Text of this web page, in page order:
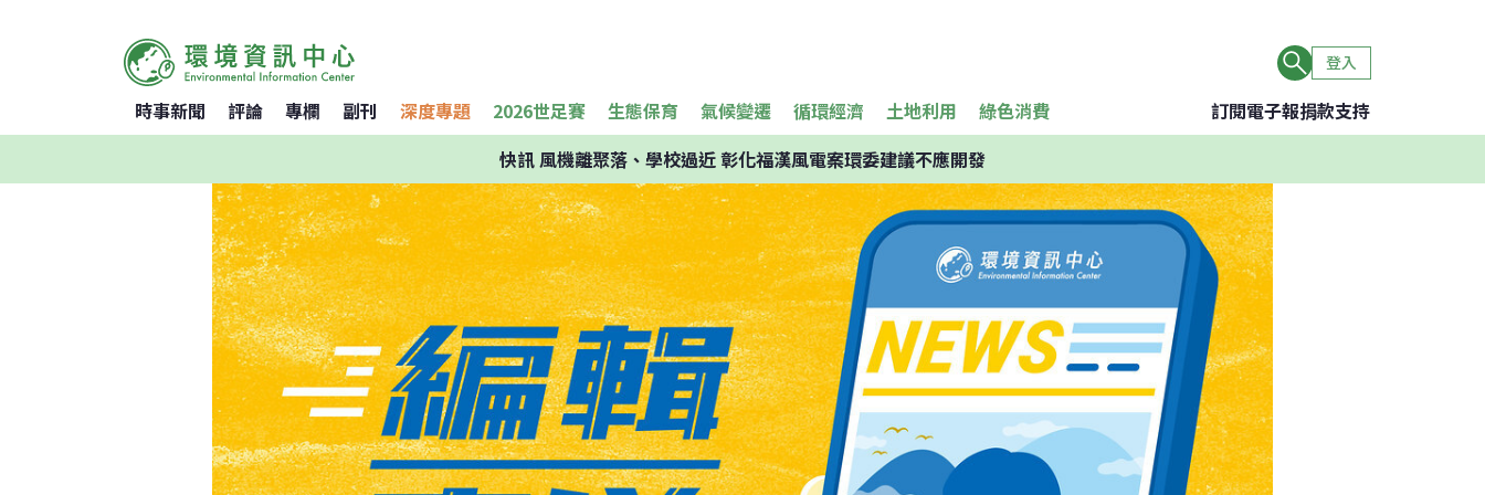
登入
時事新聞 評論 專欄 副刊 深度專題 2026世足賽 生態保育 氣候變遷 循環經濟 土地利用 綠色消費 訂閱電子報捐款支持
快訊風機離聚落、學校過近 彰化福漢風電案環委建議不應開發